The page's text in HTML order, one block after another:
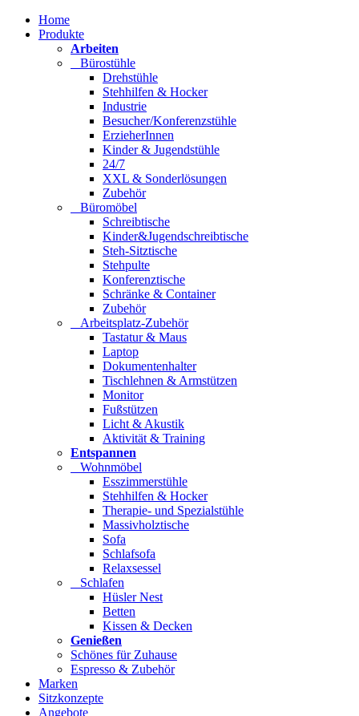
Home
Produkte
Arbeiten
Bürostühle
Drehstühle
Stehhilfen & Hocker
Industrie
Besucher/Konferenzstühle
ErzieherInnen
Kinder & Jugendstühle
24/7
XXL & Sonderlösungen
Zubehör
Büromöbel
Schreibtische
Kinder&Jugendschreibtische
Steh-Sitztische
Stehpulte
Konferenztische
Schränke & Container
Zubehör
Arbeitsplatz-Zubehör
Tastatur & Maus
Laptop
Dokumentenhalter
Tischlehnen & Armstützen
Monitor
Fußstützen
Licht & Akustik
Aktivität & Training
Entspannen
Wohnmöbel
Esszimmerstühle
Stehhilfen & Hocker
Therapie- und Spezialstühle
Massivholztische
Sofa
Schlafsofa
Relaxsessel
Schlafen
Hüsler Nest
Betten
Kissen & Decken
Genießen
Schönes für Zuhause
Espresso & Zubehör
Marken
Sitzkonzepte
Angebote